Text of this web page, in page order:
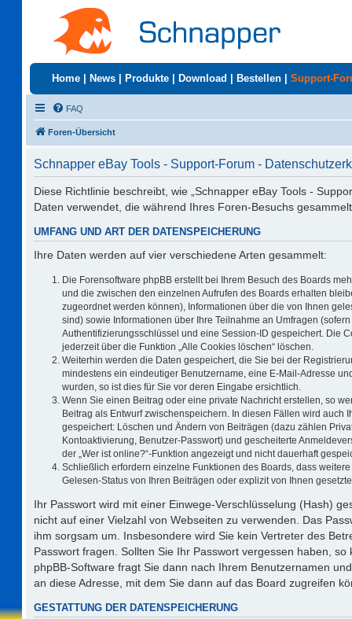
Home News Produkte Download Bestellen Support-
FAQ
Foren-Übersicht
Schnapper eBay Tools - Support-Forum -
Diese Richtlinie beschreibt, wie „Schnapper eBay Tools -
Daten verwendet, die während Ihres Foren-Besuchs
UMFANG UND ART DER DATENSPEICHERUNG
Ihre Daten werden auf vier verschiedene Arten gesammelt:
Die Forensoftware phpBB erstellt bei Ihrem Besuch des Boards
und die zwischen den einzelnen Aufrufen des Boards erhalten
zugeordnet werden können), Informationen über die von Ihnen
sind) sowie Informationen über Ihre Teilnahme an Umfragen
Authentifizierungsschlüssel und eine Session-ID gespeichert. Die
jederzeit über die Funktion „Alle Cookies löschen“ löschen.
Weiterhin werden die Daten gespeichert, die Sie bei der
mindestens ein eindeutiger Benutzername, eine E-Mail-Adresse
wurden, so ist dies für Sie vor deren Eingabe ersichtlich.
Wenn Sie einen Beitrag oder eine private Nachricht erstellen, so
Beitrag als Entwurf zwischenspeichern. In diesen Fällen wird
gespeichert: Löschen und Ändern von Beiträgen (dazu zählen
Kontoaktivierung, Benutzer-Passwort) und gescheiterte
der „Wer ist online?“-Funktion angezeigt und nicht dauerhaft
Schließlich erfordern einzelne Funktionen des Boards, dass
Gelesen-Status von Ihren Beiträgen oder explizit von Ihnen
Ihr Passwort wird mit einer Einwege-Verschlüsselung (Hash)
nicht auf einer Vielzahl von Webseiten zu verwenden. Das
ihm sorgsam um. Insbesondere wird Sie kein Vertreter des
Passwort fragen. Sollten Sie Ihr Passwort vergessen haben,
phpBB-Software fragt Sie dann nach Ihrem Benutzernamen
an diese Adresse, mit dem Sie dann auf das Board zugreifen
GESTATTUNG DER DATENSPEICHERUNG